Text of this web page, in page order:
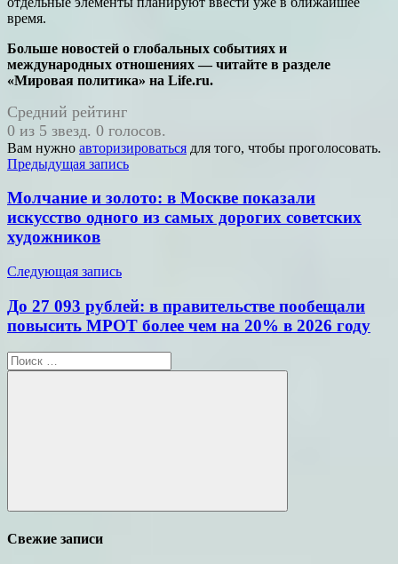
время.
Больше новостей о глобальных событиях и
международных отношениях — читайте в разделе
«Мировая политика» на Life.ru.
Средний рейтинг
0 из 5 звезд. 0 голосов.
Вам нужно авторизироваться для того, чтобы проголосовать.
Навигация
по
записям
Предыдущая запись
Молчание и золото: в Москве показали
искусство одного из самых дорогих советских
художников
Следующая запись
До 27 093 рублей: в правительстве пообещали
повысить МРОТ более чем на 20% в 2026 году
Поиск
для:
Поиск
Свежие записи